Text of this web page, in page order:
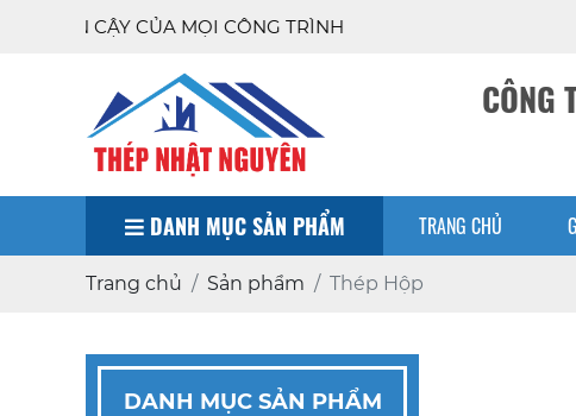
CÔNG TRÌNH
CÔNG
DANH MỤC SẢN PHẨM TRANG CHỦ
Trang chủ Sản phẩm Thép Hộp
DANH MỤC SẢN PHẨM